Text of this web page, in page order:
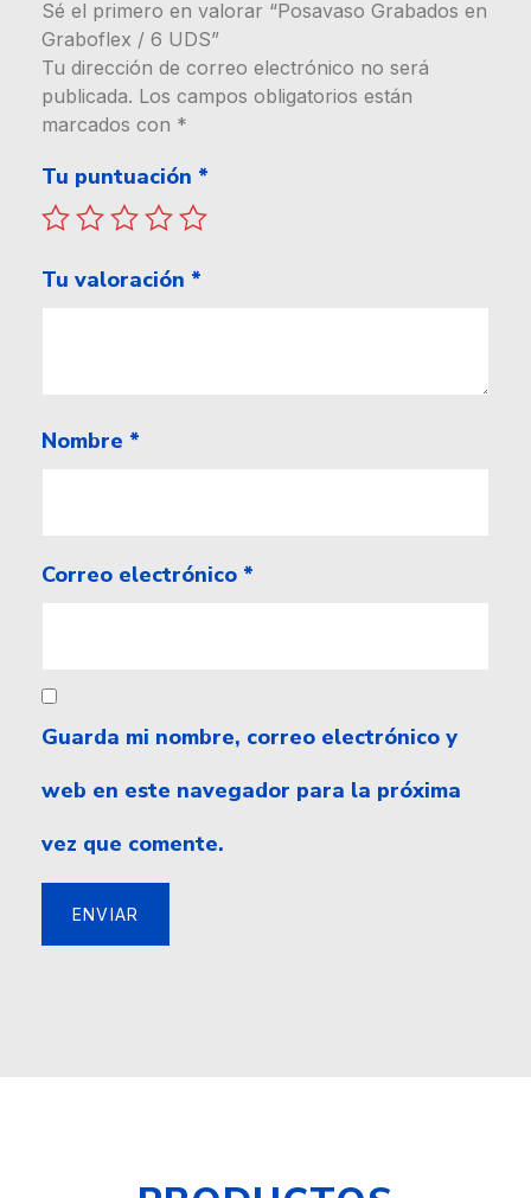
Sé el primero en valorar “Posavaso Grabados en
Graboflex / 6 UDS”
Tu dirección de correo electrónico no será
publicada. Los campos obligatorios están
marcados con *
Tu puntuación *
Tu valoración *
Nombre *
Correo electrónico *
Guarda mi nombre, correo electrónico y
web en este navegador para la próxima
vez que comente.